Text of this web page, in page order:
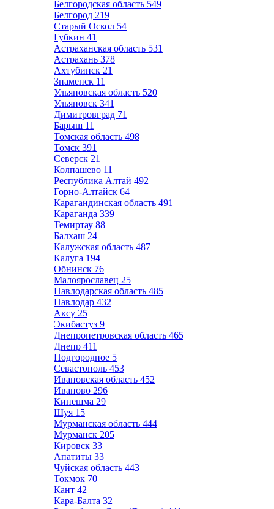
Белгородская область 549
Белгород 219
Старый Оскол 54
Губкин 41
Астраханская область 531
Астрахань 378
Ахтубинск 21
Знаменск 11
Ульяновская область 520
Ульяновск 341
Димитровград 71
Барыш 11
Томская область 498
Томск 391
Северск 21
Колпашево 11
Республика Алтай 492
Горно-Алтайск 64
Карагандинская область 491
Караганда 339
Темиртау 88
Балхаш 24
Калужская область 487
Калуга 194
Обнинск 76
Малоярославец 25
Павлодарская область 485
Павлодар 432
Аксу 25
Экибастуз 9
Днепропетровская область 465
Днепр 411
Подгородное 5
Севастополь 453
Ивановская область 452
Иваново 296
Кинешма 29
Шуя 15
Мурманская область 444
Мурманск 205
Кировск 33
Апатиты 33
Чуйская область 443
Токмок 70
Кант 42
Кара-Балта 32